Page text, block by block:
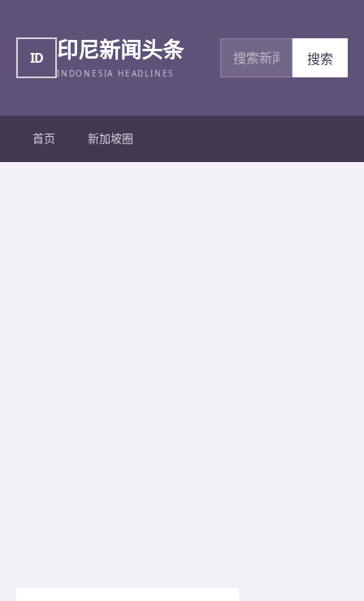
ID 印尼新闻头条
INDONESIA HEADLINES
搜索新闻
搜索
首页 新加坡圈